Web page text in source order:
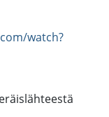
watch?